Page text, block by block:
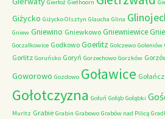
Gierłoż Giethoorn
Giżycko Giżycko Olsztyn Glaucha Glina
Gniew Gniewino Gniewkowo Gniewniewice
Goczałkowice Godkowo Goerlitz Golczewo Goleniów
Gorlitz Goruńsko Goryń Gorzechowo Gorzków
Goworowo Gozdowo Goławice Gołańcz
Gołotczyzna Gołuń Gołąb Gołąbki
Muritz Grabie Grabin Grabowo Grabów nad Pilicą